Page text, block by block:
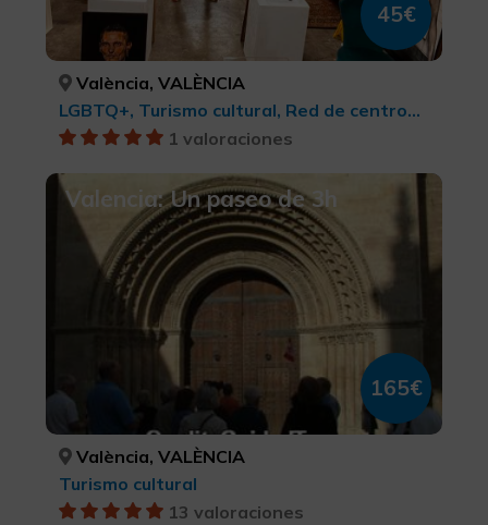
45€
València, VALÈNCIA
LGBTQ+, Turismo cultural, Red de centros Arte Contemporáneo, Arte contemporáneo, Ciudades, Turismo cultural
1 valoraciones
Valencia: Un paseo de 3h
165€
València, VALÈNCIA
Turismo cultural
13 valoraciones